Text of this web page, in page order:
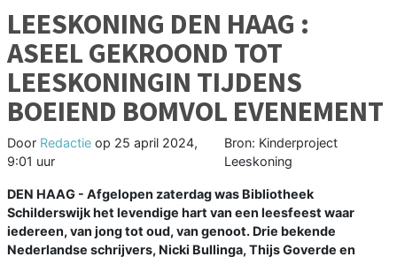
LEESKONING DEN HAAG :
ASEEL GEKROOND TOT
LEESKONINGIN TIJDENS
BOEIEND BOMVOL EVENEMENT
Door Redactie op 25 april 2024,
9:01 uur
Bron: Kinderproject
Leeskoning
DEN HAAG - Afgelopen zaterdag was Bibliotheek
Schilderswijk het levendige hart van een leesfeest waar
iedereen, van jong tot oud, van genoot. Drie bekende
Nederlandse schrijvers, Nicki Bullinga, Thijs Goverde en